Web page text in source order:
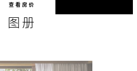
查看房价
图册